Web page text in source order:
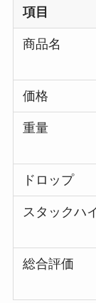
項目
商品名
価格
重量
ドロップ
スタックハ
総合評価